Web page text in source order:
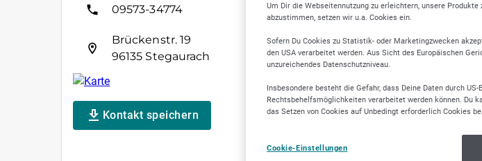
09573-34774
Brückenstr. 19
96135 Stegaurach
Kontakt speichern
Um Dir die Webseitennutzung zu erleichtern, unsere
abzustimmen, setzen wir u.a. Cookies ein.
Sofern Du Cookies zu Statistik- oder Marketingzwecken
den USA verarbeitet werden. Aus Sicht des Europäischen
unzureichendes Datenschutzniveau.
Insbesondere besteht die Gefahr, dass Deine Daten durch
Rechtsbehelfsmöglichkeiten verarbeitet werden können. Du
das Setzen von Cookies auf Unbedingt erforderlich Cookies
Cookie-Einstellungen